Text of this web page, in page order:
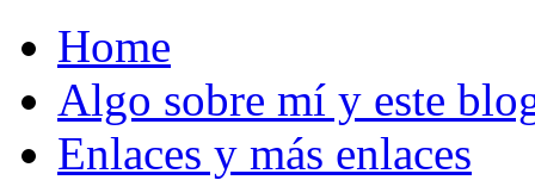
Home
Algo sobre mí y este
Enlaces y más enlaces